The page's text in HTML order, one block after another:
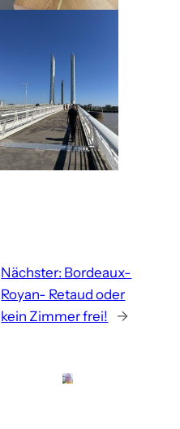
Nächster: Bordeaux-
Royan- Retaud oder
kein Zimmer frei!
→